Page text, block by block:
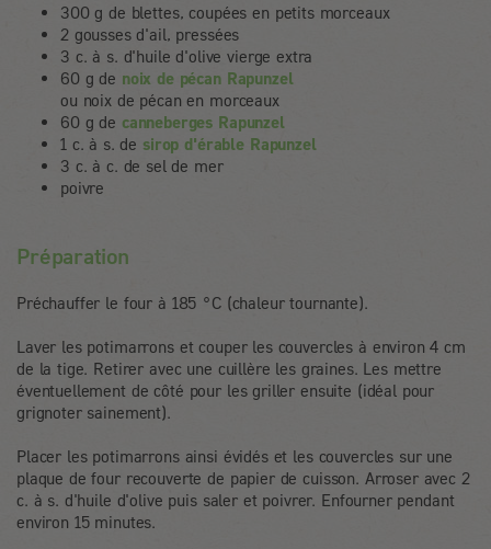
300 g de blettes, coupées en petits morceaux
2 gousses d'ail, pressées
3 c. à s. d'huile d'olive vierge extra
60 g de noix de pécan Rapunzel
ou noix de pécan en morceaux
60 g de canneberges Rapunzel
1 c. à s. de sirop d'érable Rapunzel
3 c. à c. de sel de mer
poivre
Préparation
Préchauffer le four à 185 °C (chaleur tournante).
Laver les potimarrons et couper les couvercles à environ 4 cm
de la tige. Retirer avec une cuillère les graines. Les mettre
éventuellement de côté pour les griller ensuite (idéal pour
grignoter sainement).
Placer les potimarrons ainsi évidés et les couvercles sur une
plaque de four recouverte de papier de cuisson. Arroser avec 2
c. à s. d'huile d'olive puis saler et poivrer. Enfourner pendant
environ 15 minutes.